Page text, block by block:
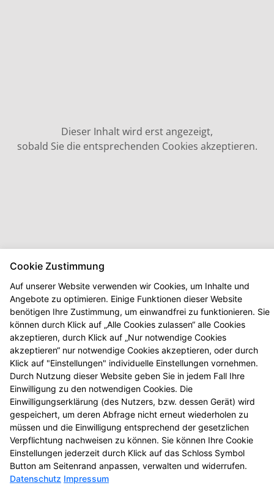
Dieser Inhalt wird erst angezeigt,
sobald Sie die entsprechenden Cookies akzeptieren.
Seitenübersicht Kontakt
Impressum
Datenschutz
Barrierefreiheit
© 2026 Vitalis Apotheke
Cookie Zustimmung
Auf unserer Website verwenden wir Cookies, um Inhalte und
Angebote zu optimieren. Einige Funktionen dieser Website
benötigen Ihre Zustimmung, um einwandfrei zu funktionieren. Sie
können durch Klick auf „Alle Cookies zulassen“ alle Cookies
akzeptieren, durch Klick auf „Nur notwendige Cookies
akzeptieren“ nur notwendige Cookies akzeptieren, oder durch
Klick auf "Einstellungen" individuelle Einstellungen vornehmen.
Durch Nutzung dieser Website geben Sie in jedem Fall Ihre
Einwilligung zu den notwendigen Cookies. Die
Einwilligungserklärung (des Nutzers, bzw. dessen Gerät) wird
gespeichert, um deren Abfrage nicht erneut wiederholen zu
müssen und die Einwilligung entsprechend der gesetzlichen
Verpflichtung nachweisen zu können. Sie können Ihre Cookie
Einstellungen jederzeit durch Klick auf das Schloss Symbol
Button am Seitenrand anpassen, verwalten und widerrufen.
Datenschutz Impressum